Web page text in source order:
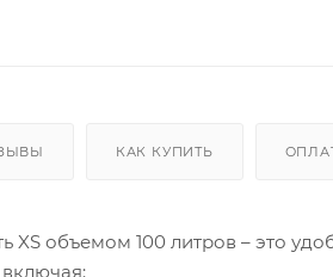
КАК КУПИТЬ
XS объемом 100 литров – это